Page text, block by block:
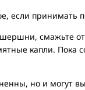
если
смажьте
капли. Пока
но и могут